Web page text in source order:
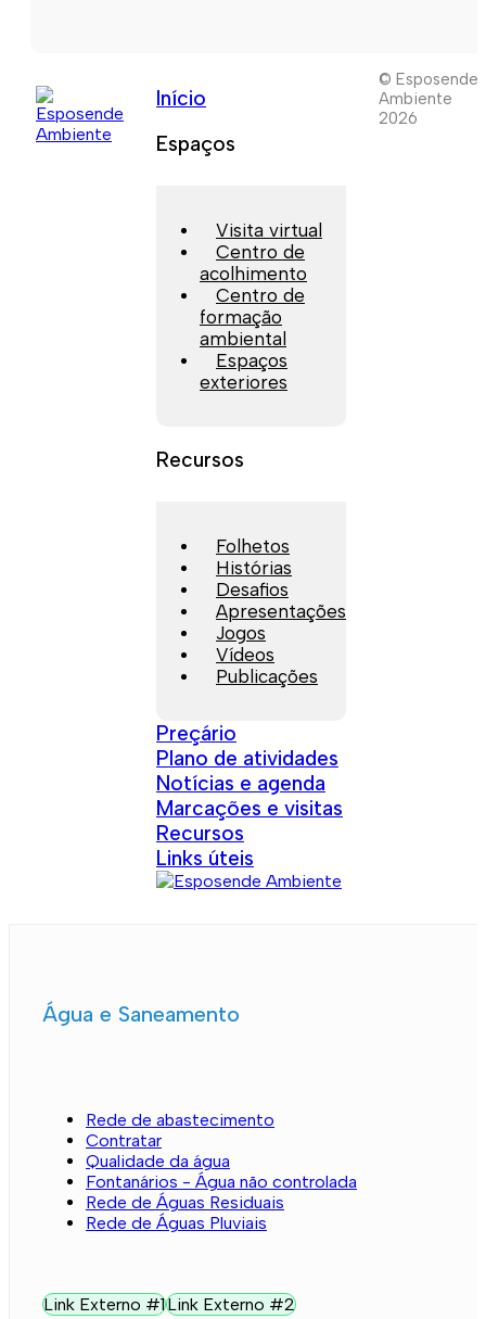
Início
Espaços
Visita virtual
Centro de
acolhimento
Centro de
formação
ambiental
Espaços
exteriores
Recursos
Folhetos
Histórias
Desafios
Apresentações
Jogos
Vídeos
Publicações
Preçário
Plano de atividades
Notícias e agenda
Marcações e visitas
Recursos
Links úteis
© Esposende
Ambiente
2026
Água e Saneamento
Rede de abastecimento
Contratar
Qualidade da água
Fontanários - Água não controlada
Rede de Águas Residuais
Rede de Águas Pluviais
Link Externo #1Link Externo #2